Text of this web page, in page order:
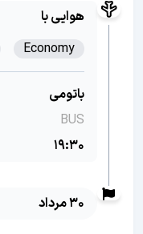
هوایی با
Economy
باتومی
BUS
19:30
30 مرداد